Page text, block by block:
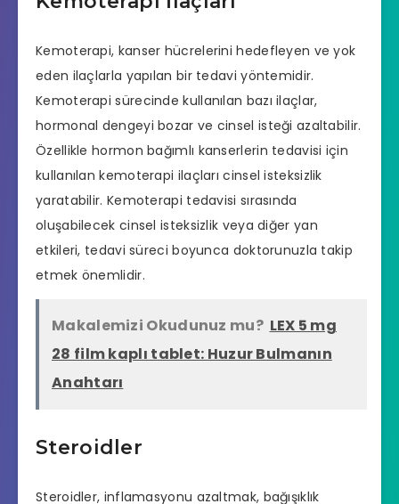
Kemoterapi, kanser hücrelerini hedefleyen ve yok
eden ilaçlarla yapılan bir tedavi yöntemidir.
Kemoterapi sürecinde kullanılan bazı ilaçlar,
hormonal dengeyi bozar ve cinsel isteği azaltabilir.
Özellikle hormon bağımlı kanserlerin tedavisi için
kullanılan kemoterapi ilaçları cinsel isteksizlik
yaratabilir. Kemoterapi tedavisi sırasında
oluşabilecek cinsel isteksizlik veya diğer yan
etkileri, tedavi süreci boyunca doktorunuzla takip
etmek önemlidir.
Makalemizi Okudunuz mu? LEX 5 mg
28 film kaplı tablet: Huzur Bulmanın
Anahtarı
Steroidler
Steroidler, inflamasyonu azaltmak, bağışıklık